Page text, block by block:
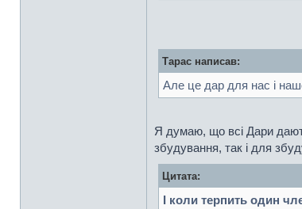
Тарас написав:
Але це дар для нас і
Я думаю, що всі Дари
збудування, так і для
Цитата:
І коли терпить один